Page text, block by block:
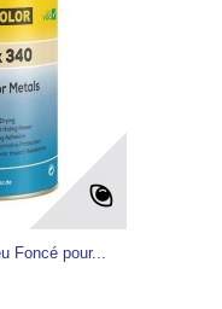
Foncé pour...